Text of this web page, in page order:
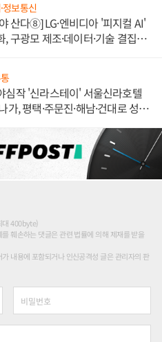
정보통신
산다⑧] LG·엔비디아 '피지컬 AI'
, 구광모 제조·데이터·기술 결집
심작 '신라스테이' 서울신라호텔
가, 평택·주문진·해남·건대로 성
대 400byte)
훼손하는 댓글은 관련 법률에 의해 제재를 받을
내용에 포함되거나 인신공격성 글은 관리자의 판